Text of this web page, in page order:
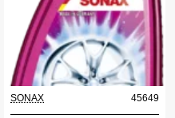
SONAX 45649